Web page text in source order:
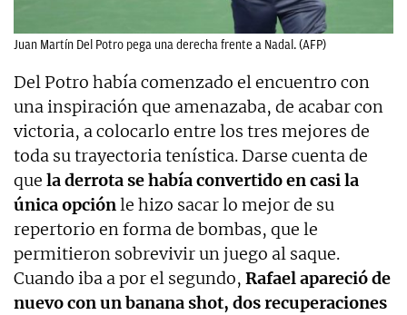
Juan Martín Del Potro pega una derecha frente a Nadal. (AFP)
Del Potro había comenzado el encuentro con
una inspiración que amenazaba, de acabar con
victoria, a colocarlo entre los tres mejores de
toda su trayectoria tenística. Darse cuenta de
que la derrota se había convertido en casi la
única opciónle hizo sacar lo mejor de su
repertorio en forma de bombas, que le
permitieron sobrevivir un juego al saque.
Cuando iba a por el segundo, Rafael apareció de
nuevo con un banana shot, dos recuperaciones